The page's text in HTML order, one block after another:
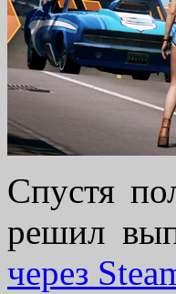
Спустя
решил
через